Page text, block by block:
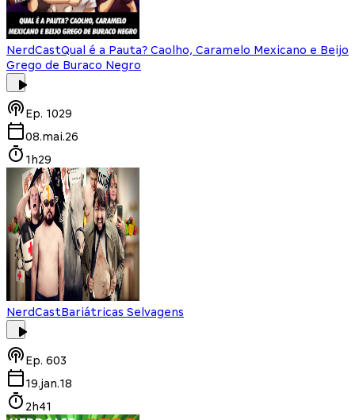
NerdCastQual é a Pauta? Caolho, Caramelo Mexicano e Beijo
Grego de Buraco Negro
Ep. 1029
08.mai.26
1h29
NerdCastBariátricas Selvagens
Ep. 603
19.jan.18
2h41